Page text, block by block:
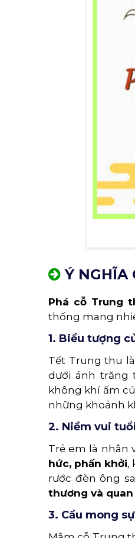
Ý NGHĨA
Phá cỗ Trung
thống mang
1. Biểu tượng
Tết Trung thu
dưới ánh trăng
không khí ấm
những khoảnh
2. Niềm vui
Trẻ em là nhân
hức, phấn khởi,
rước đèn ông
thương và
3. Cầu mong